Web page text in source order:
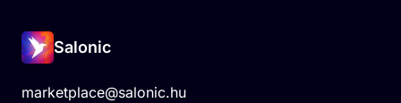
Salonic
marketplace@salonic.hu